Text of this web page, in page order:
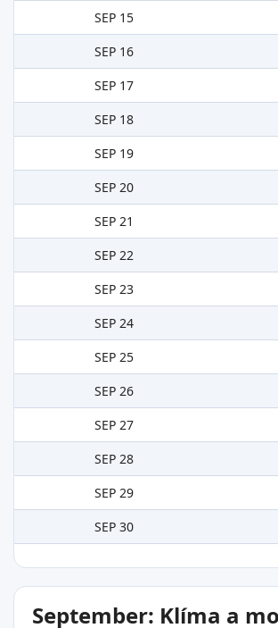
SEP 15
SEP 16
SEP 17
SEP 18
SEP 19
SEP 20
SEP 21
SEP 22
SEP 23
SEP 24
SEP 25
SEP 26
SEP 27
SEP 28
SEP 29
SEP 30
September: Klíma a